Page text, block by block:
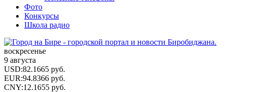
Фото
Конкурсы
Школа радио
воскресенье
9 августа
USD:82.1665 руб.
EUR:94.8366 руб.
CNY:12.1655 руб.